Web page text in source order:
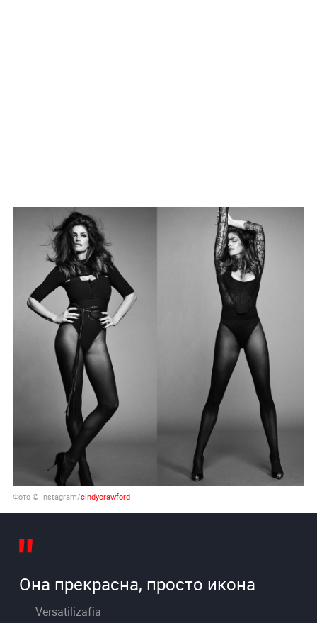
Фото © Instagram/cindycrawford
Она прекрасна, просто икона
Versatilizafia